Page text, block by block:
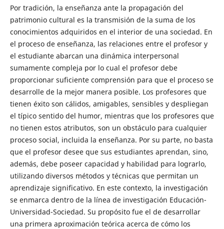
Por tradición, la enseñanza ante la propagación del
patrimonio cultural es la transmisión de la suma de los
conocimientos adquiridos en el interior de una sociedad. En
el proceso de enseñanza, las relaciones entre el profesor y
el estudiante abarcan una dinámica interpersonal
sumamente compleja por lo cual el profesor debe
proporcionar suficiente comprensión para que el proceso se
desarrolle de la mejor manera posible. Los profesores que
tienen éxito son cálidos, amigables, sensibles y despliegan
el típico sentido del humor, mientras que los profesores que
no tienen estos atributos, son un obstáculo para cualquier
proceso social, incluida la enseñanza. Por su parte, no basta
que el profesor desee que sus estudiantes aprendan, sino,
además, debe poseer capacidad y habilidad para lograrlo,
utilizando diversos métodos y técnicas que permitan un
aprendizaje significativo. En este contexto, la investigación
se enmarca dentro de la línea de investigación Educación-
Universidad-Sociedad. Su propósito fue el de desarrollar
una primera aproximación teórica acerca de cómo los